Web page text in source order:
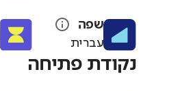
שפה
עברית
נקודת פתיחה